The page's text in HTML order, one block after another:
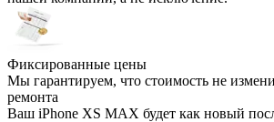
Фиксированные цены
Мы гарантируем, что стоимость не
ремонта
Ваш iPhone XS MAX будет как новый